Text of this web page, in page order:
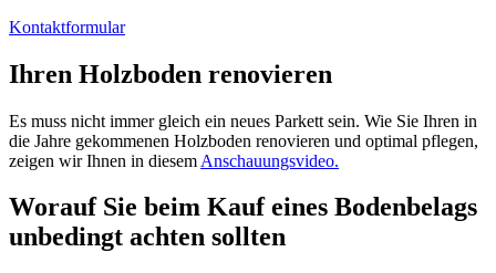
Kontaktformular
Ihren Holzboden renovieren
Es muss nicht immer gleich ein neues Parkett sein. Wie Sie Ihren in
die Jahre gekommenen Holzboden renovieren und optimal pflegen,
zeigen wir Ihnen in diesem Anschauungsvideo.
Worauf Sie beim Kauf eines Bodenbelags
unbedingt achten sollten